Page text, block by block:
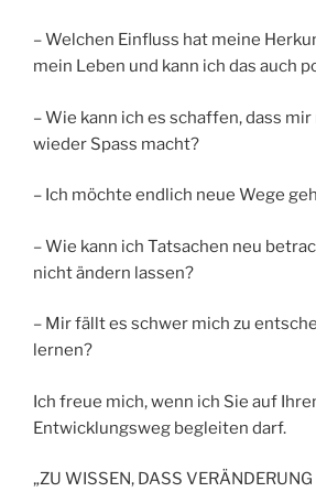
– Welchen Einfluss hat meine
mein Leben und kann ich das auch
– Wie kann ich es schaffen, dass
wieder Spass macht?
– Ich möchte endlich neue Wege
– Wie kann ich Tatsachen neu
nicht ändern lassen?
– Mir fällt es schwer mich zu
lernen?
Ich freue mich, wenn ich Sie auf
Entwicklungsweg begleiten darf.
„ZU WISSEN, DASS